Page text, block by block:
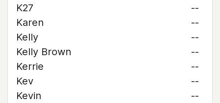
K27
--
Karen
--
Kelly
--
Kelly Brown
--
Kerrie
--
Kev
--
Kevin
--